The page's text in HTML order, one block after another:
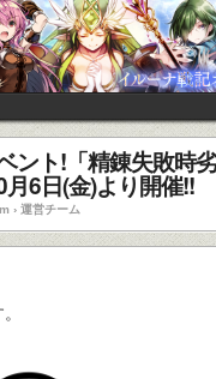
ント!「精錬失敗時
6日(金)より開催!!
› 運営チーム